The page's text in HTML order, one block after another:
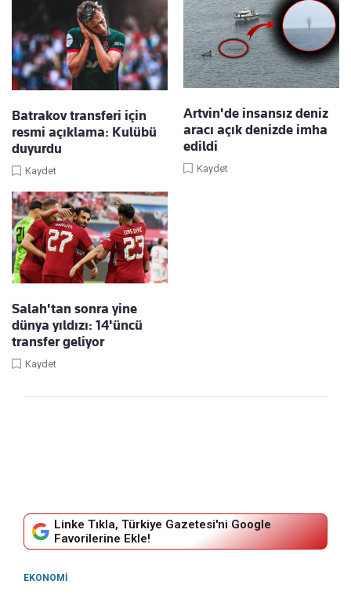
Batrakov transferi için
resmi açıklama: Kulübü
duyurdu
Kaydet
Artvin'de insansız deniz
aracı açık denizde imha
edildi
Kaydet
Salah'tan sonra yine
dünya yıldızı: 14'üncü
transfer geliyor
Kaydet
Linke Tıkla, Türkiye Gazetesi'ni Google
Favorilerine Ekle!
EKONOMI